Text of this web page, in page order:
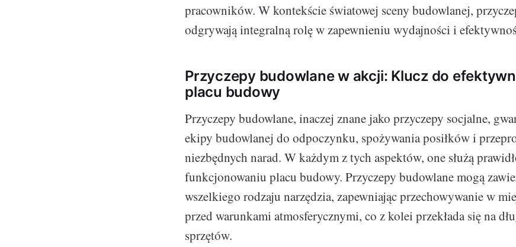
pracowników. W kontekście światowej sceny budowlanej,
odgrywają integralną rolę w zapewnieniu wydajności i
Przyczepy budowlane w akcji: Klucz do
placu budowy
Przyczepy budowlane, inaczej znane jako przyczepy socjalne,
ekipy budowlanej do odpoczynku, spożywania posiłków i
niezbędnych narad. W każdym z tych aspektów, one służą
funkcjonowaniu placu budowy. Przyczepy budowlane mogą
wszelkiego rodzaju narzędzia, zapewniając przechowywanie w
przed warunkami atmosferycznymi, co z kolei przekłada się na
sprzętów.